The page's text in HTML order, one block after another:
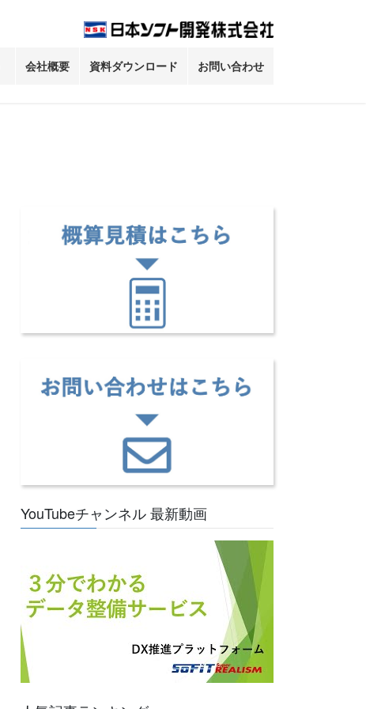
会社概要 資料ダウンロード お問い合わせ
YouTubeチャンネル 最新動画